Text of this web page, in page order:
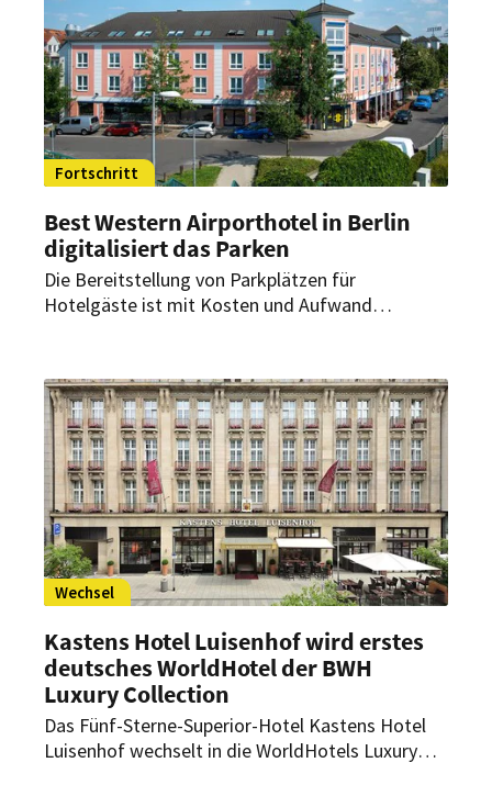
Fortschritt
Best Western Airporthotel in Berlin
digitalisiert das Parken
Die Bereitstellung von Parkplätzen für
Hotelgäste ist mit Kosten und Aufwand
Erleichterung gefunden.
Wechsel
Kastens Hotel Luisenhof wird erstes
deutsches WorldHotel der BWH
Luxury Collection
Das Fünf-Sterne-Superior-Hotel Kastens Hotel
Luisenhof wechselt in die WorldHotels Luxury